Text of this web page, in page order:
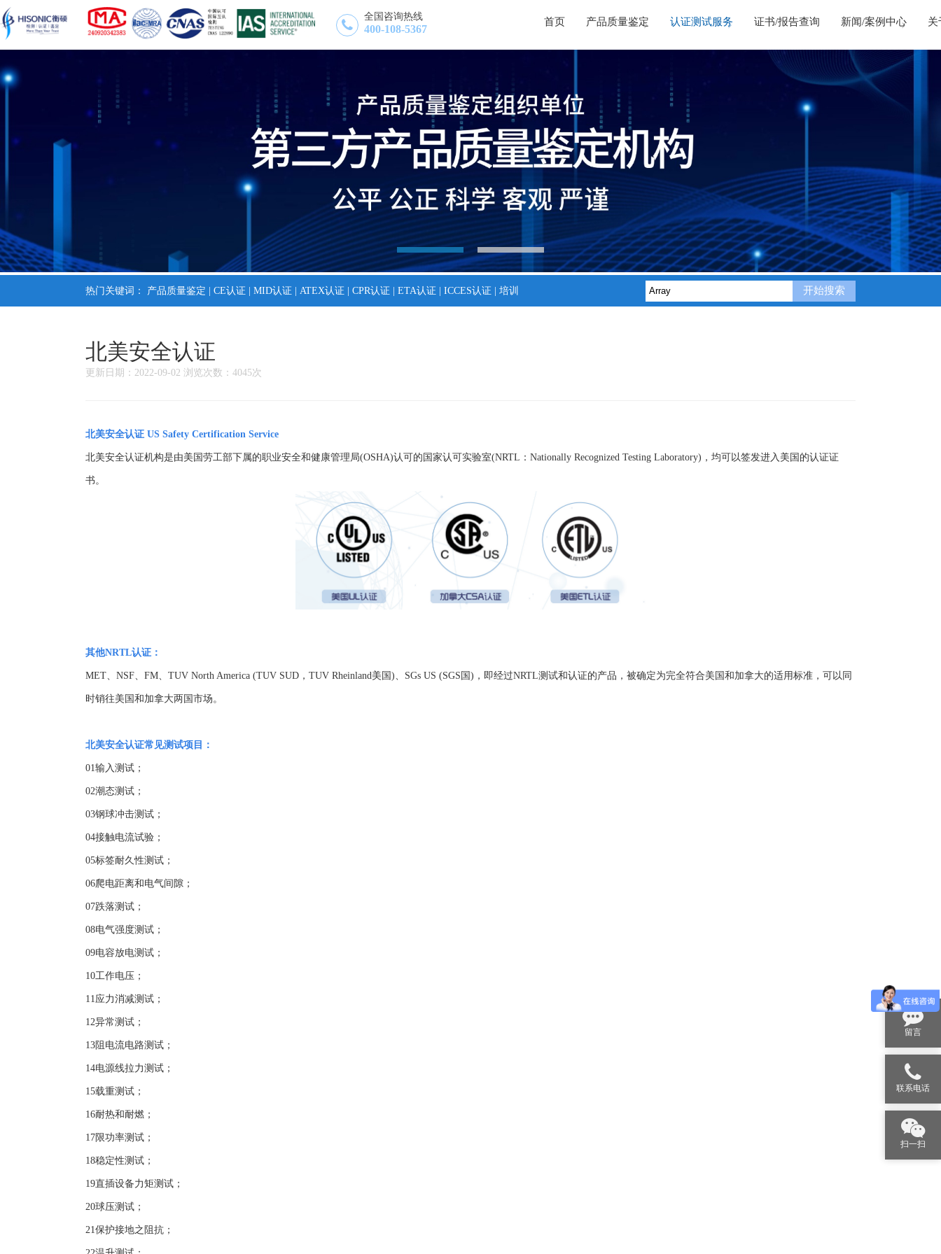
全国咨询热线
400-108-5367
首页 产品质量鉴定 认证测试服务 证书/报告查询 新闻/案例中心 关
热门关键词： 产品质量鉴定 CE认证 MID认证 ATEX认证 CPR认证 ETA认证 ICCES认证 培训
北美安全认证
更新日期：2022-09-02 浏览次数：4045次
北美安全认证 US Safety Certification Service
北美安全认证机构是由美国劳工部下属的职业安全和健康管理局(OSHA)认可的国家认可实验室(NRTL ： Nationally Recognized Testing Laboratory) ，均可以签发进入美国的认证证
书。
其他NRTL认证：
MET NSF FM TUV North America (TUV SUD ， TUV Rheinland 美国 ) SGs US (SGS 国 ) ，即经过NRTL测试和认证的产品，被确定为完全符合美国和加拿大的适用标准，可以同
时销往美国和加拿大两国市场。
北美安全认证常见测试项目：
01 输入测试；
02潮态测试；
03钢球冲击测试；
04接触电流试验；
05标签耐久性测试；
06爬电距离和电气间隙；
07跌落测试；
08电气强度测试；
09电容放电测试；
10工作电压；
11 应力消减测试；
12异常测试；
13阻电流电路测试；
14电源线拉力测试；
15载重测试；
16耐热和耐燃；
17限功率测试；
18稳定性测试；
19直插设备力矩测试；
20球压测试；
21 保护接地之阻抗；
留言
联系电话
扫一扫